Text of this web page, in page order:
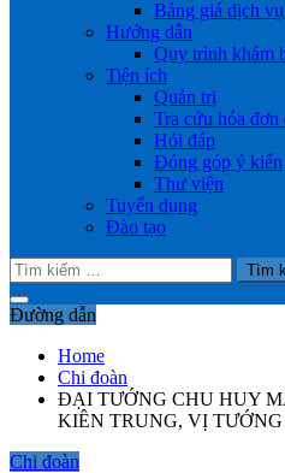
Bảng giá dịch vụ
Hướng dẫn
Quy trình khám
Tiện ích
Quản trị
Tra cứu hóa đơn
Hỏi đáp
Đóng góp ý kiến
Thư viện
Tuyển dụng
Đào tạo
Tìm
kiếm
cho:
Đường dẫn
Home
Chi đoàn
ĐẠI TƯỚNG CHU HUY
KIÊN TRUNG, VỊ
Chi đoàn